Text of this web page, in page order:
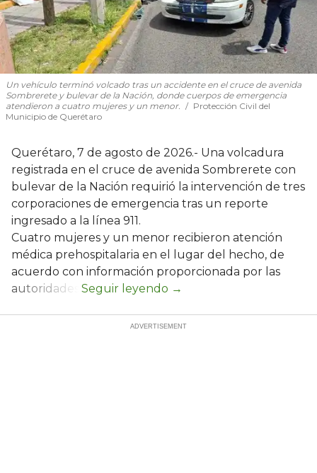
Un vehículo terminó volcado tras un accidente en el cruce de avenida
Sombrerete y bulevar de la Nación, donde cuerpos de emergencia
atendieron a cuatro mujeres y un menor.
Protección Civil del
Municipio de Querétaro
Querétaro, 7 de agosto de 2026.- Una volcadura
registrada en el cruce de avenida Sombrerete con
bulevar de la Nación requirió la intervención de tres
corporaciones de emergencia tras un reporte
ingresado a la línea 911.
Cuatro mujeres y un menor recibieron atención
médica prehospitalaria en el lugar del hecho, de
acuerdo con información proporcionada por las
autoridades.